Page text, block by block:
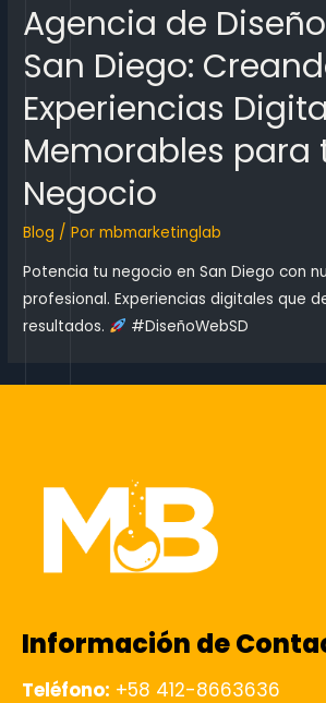
Agencia de
San Diego:
Experiencias
Memorables para
Negocio
Blog / Pormbmarketinglab
Potencia tu negocio en San Diego con
profesional. Experiencias digitales que
resultados.
#DiseñoWebSD
Información de
Teléfono: +58 412-8663636